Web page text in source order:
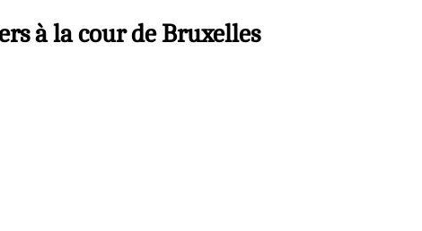
à la cour de Bruxelles